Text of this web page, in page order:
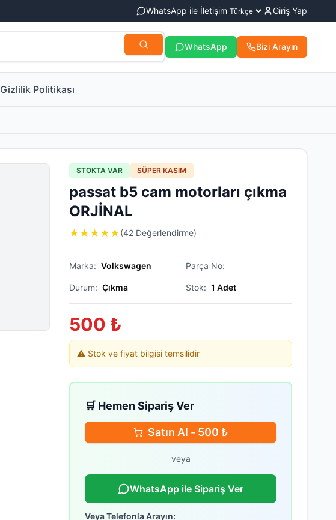
WhatsApp ile İletişim Giriş Yap
WhatsApp Bizi Arayın
Gizlilik Politikası
STOKTA VAR SÜPER KASIM
passat b5 cam motorları çıkma
ORJİNAL
★ ★ ★ ★ ★(42 Değerlendirme)
Marka: Volkswagen Parça No:
Durum: Çıkma Stok: 1 Adet
500 ₺
⚠️ Stok ve fiyat bilgisi temsilidir
🛒 Hemen Sipariş Ver
Satın Al - 500 ₺
veya
WhatsApp ile Sipariş Ver
Veya Telefonla Arayın: